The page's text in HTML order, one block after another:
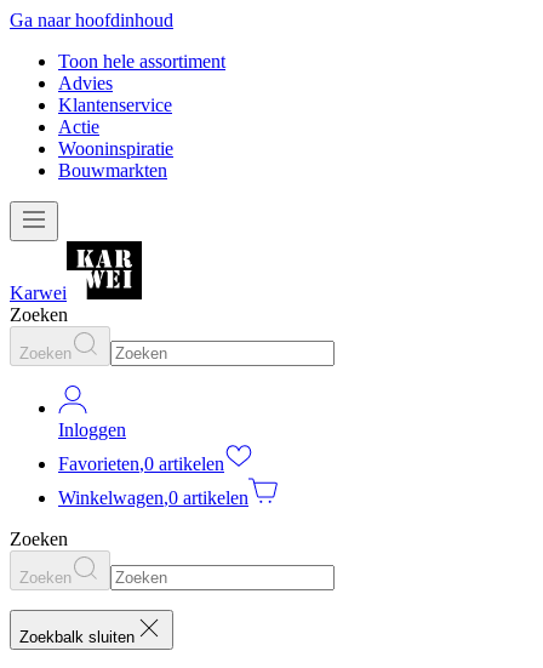
Ga naar hoofdinhoud
Toon hele assortiment
Advies
Klantenservice
Actie
Wooninspiratie
Bouwmarkten
Karwei
Zoeken
Zoeken
Inloggen
Favorieten,0 artikelen
Winkelwagen,0 artikelen
Zoeken
Zoeken
Zoekbalk sluiten